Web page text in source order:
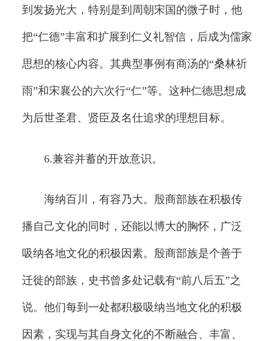
到发扬光大，特别是到周朝宋国的微子时，他
把“仁德”丰富和扩展到仁义礼智信，后成为儒家
思想的核心内容。其典型事例有商汤的“桑林祈
雨”和宋襄公的六次行“仁”等。这种仁德思想成
为后世圣君、贤臣及名仕追求的理想目标。
6.兼容并蓄的开放意识。
海纳百川，有容乃大。殷商部族在积极传
播自己文化的同时，还能以博大的胸怀，广泛
吸纳各地文化的积极因素。殷商部族是个善于
迁徙的部族，史书曾多处记载有“前八后五”之
说。他们每到一处都积极吸纳当地文化的积极
因素，实现与其自身文化的不断融合、丰富、